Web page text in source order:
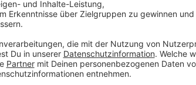
Anzeige
Weitere Meldungen aus Leverkusen
Anzeige